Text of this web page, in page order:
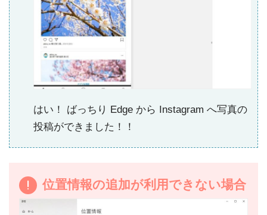
はい！ ばっちり Edge から Instagram へ写真の
投稿ができました！！
位置情報の追加が利用できない場合